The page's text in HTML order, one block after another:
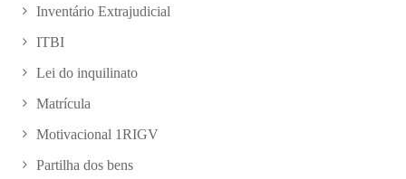
Inventário Extrajudicial
ITBI
Lei do inquilinato
Matrícula
Motivacional 1RIGV
Partilha dos bens